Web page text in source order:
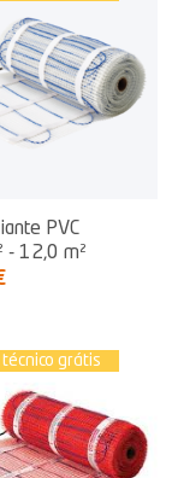
PVC
- 12,0 m²
grátis